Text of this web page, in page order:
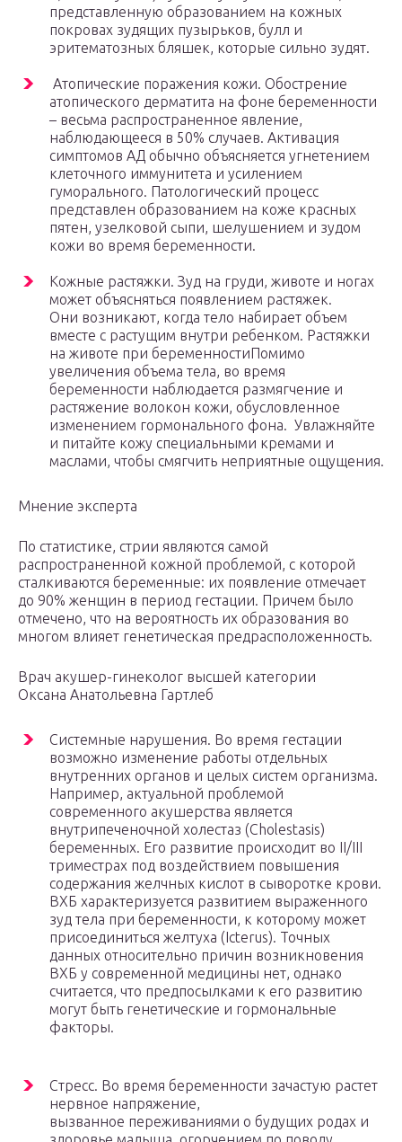
представленную образованием на кожных
покровах зудящих пузырьков, булл и
эритематозных бляшек, которые сильно зудят.
Атопические поражения кожи. Обострение
атопического дерматита на фоне беременности
– весьма распространенное явление,
наблюдающееся в 50% случаев. Активация
симптомов АД обычно объясняется угнетением
клеточного иммунитета и усилением
гуморального. Патологический процесс
представлен образованием на коже красных
пятен, узелковой сыпи, шелушением и зудом
кожи во время беременности.
Кожные растяжки. Зуд на груди, животе и ногах
может объясняться появлением растяжек.
Они возникают, когда тело набирает объем
вместе с растущим внутри ребенком. Растяжки
на животе при беременностиПомимо
увеличения объема тела, во время
беременности наблюдается размягчение и
растяжение волокон кожи, обусловленное
изменением гормонального фона. Увлажняйте
и питайте кожу специальными кремами и
маслами, чтобы смягчить неприятные ощущения.
Мнение эксперта
По статистике, стрии являются самой
распространенной кожной проблемой, с которой
сталкиваются беременные: их появление отмечает
до 90% женщин в период гестации. Причем было
отмечено, что на вероятность их образования во
многом влияет генетическая предрасположенность.
Врач акушер-гинеколог высшей категории
Оксана Анатольевна Гартлеб
Системные нарушения. Во время гестации
возможно изменение работы отдельных
внутренних органов и целых систем организма.
Например, актуальной проблемой
современного акушерства является
внутрипеченочной холестаз (Cholestasis)
беременных. Его развитие происходит во II/III
триместрах под воздействием повышения
содержания желчных кислот в сыворотке крови.
ВХБ характеризуется развитием выраженного
зуд тела при беременности, к которому может
присоединиться желтуха (Icterus). Точных
данных относительно причин возникновения
ВХБ у современной медицины нет, однако
считается, что предпосылками к его развитию
могут быть генетические и гормональные
факторы.
Стресс. Во время беременности зачастую растет
нервное напряжение,
вызванное переживаниями о будущих родах и